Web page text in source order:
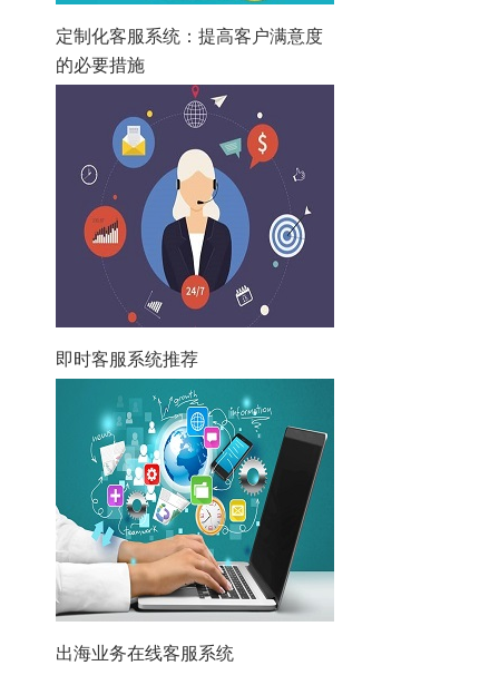
定制化客服系统：提高客户满意度
的必要措施
即时客服系统推荐
出海业务在线客服系统